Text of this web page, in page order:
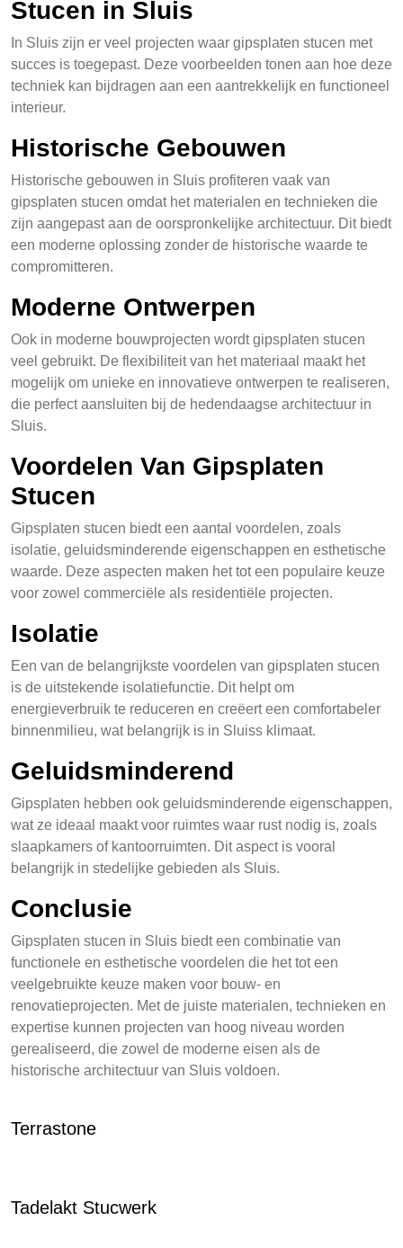
Stucen in Sluis
In Sluis zijn er veel projecten waar gipsplaten stucen met
succes is toegepast. Deze voorbeelden tonen aan hoe deze
techniek kan bijdragen aan een aantrekkelijk en functioneel
interieur.
Historische Gebouwen
Historische gebouwen in Sluis profiteren vaak van
gipsplaten stucen omdat het materialen en technieken die
zijn aangepast aan de oorspronkelijke architectuur. Dit biedt
een moderne oplossing zonder de historische waarde te
compromitteren.
Moderne Ontwerpen
Ook in moderne bouwprojecten wordt gipsplaten stucen
veel gebruikt. De flexibiliteit van het materiaal maakt het
mogelijk om unieke en innovatieve ontwerpen te realiseren,
die perfect aansluiten bij de hedendaagse architectuur in
Sluis.
Voordelen Van Gipsplaten
Stucen
Gipsplaten stucen biedt een aantal voordelen, zoals
isolatie, geluidsminderende eigenschappen en esthetische
waarde. Deze aspecten maken het tot een populaire keuze
voor zowel commerciële als residentiële projecten.
Isolatie
Een van de belangrijkste voordelen van gipsplaten stucen
is de uitstekende isolatiefunctie. Dit helpt om
energieverbruik te reduceren en creëert een comfortabeler
binnenmilieu, wat belangrijk is in Sluiss klimaat.
Geluidsminderend
Gipsplaten hebben ook geluidsminderende eigenschappen,
wat ze ideaal maakt voor ruimtes waar rust nodig is, zoals
slaapkamers of kantoorruimten. Dit aspect is vooral
belangrijk in stedelijke gebieden als Sluis.
Conclusie
Gipsplaten stucen in Sluis biedt een combinatie van
functionele en esthetische voordelen die het tot een
veelgebruikte keuze maken voor bouw- en
renovatieprojecten. Met de juiste materialen, technieken en
expertise kunnen projecten van hoog niveau worden
gerealiseerd, die zowel de moderne eisen als de
historische architectuur van Sluis voldoen.
Terrastone
Tadelakt Stucwerk